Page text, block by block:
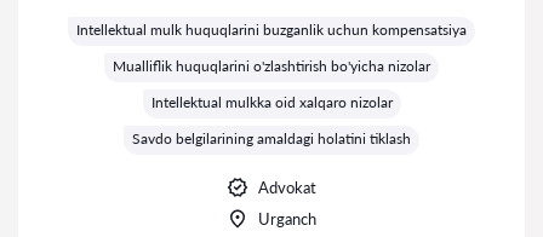
Intellektual mulk huquqlarini buzganlik uchun kompensatsiya
Mualliflik huquqlarini o'zlashtirish bo'yicha nizolar
Intellektual mulkka oid xalqaro nizolar
Savdo belgilarining amaldagi holatini tiklash
Advokat
Urganch